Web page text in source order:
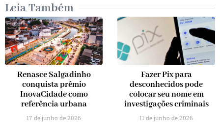
Renasce Salgadinho
conquista prêmio
InovaCidade como
referência urbana
17 de junho de 2026
Fazer Pix para
desconhecidos pode
colocar seu nome em
investigações criminais
11 de junho de 2026
Leia Também